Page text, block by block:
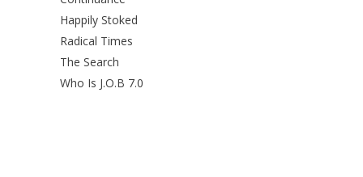
Happily Stoked
Radical Times
The Search
Who Is J.O.B 7.0